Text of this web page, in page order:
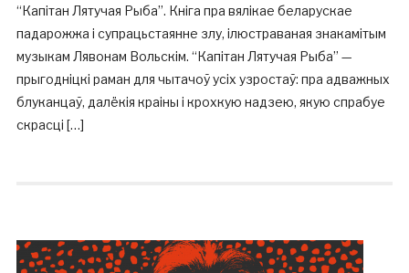
“Капітан Лятучая Рыба”. Кніга пра вялікае беларускае
падарожжа і супрацьстаянне злу, ілюстраваная знакамітым
музыкам Лявонам Вольскім. “Капітан Лятучая Рыба” —
прыгодніцкі раман для чытачоў усіх узростаў: пра адважных
блуканцаў, далёкія краіны і крохкую надзею, якую спрабуе
скрасці […]